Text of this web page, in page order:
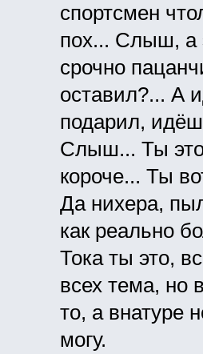
спортсмен
пох... Слыш, а
срочно
оставил?... А
подарил,
Слыш... Ты
короче... Ты
Да нихера,
как реально
Тока ты это,
всех тема, но
то, а внатуре
могу.